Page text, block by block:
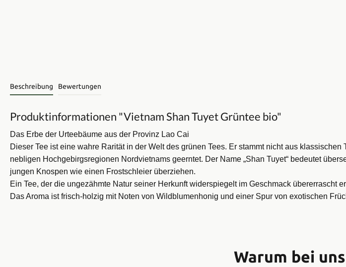
Beschreibung Bewertungen
Produktinformationen "Vietnam Shan Tuyet Grüntee bio"
Das Erbe der Urteebäume aus der Provinz Lao Cai
Dieser Tee ist eine wahre Rarität in der Welt des grünen Tees. Er stammt nicht aus
nebligen Hochgebirgsregionen Nordvietnams geerntet. Der Name „Shan Tuyet“ bedeutet
jungen Knospen wie einen Frostschleier überziehen.
Ein Tee, der die ungezähmte Natur seiner Herkunft widerspiegelt im Geschmack übererrascht
Das Aroma ist frisch-holzig mit Noten von Wildblumenhonig und einer Spur von exotischen
Warum bei